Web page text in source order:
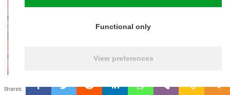
Functional only
View preferences
Shares
POLITIKA
MANIPULIRA. SRB NIJE BIO
PLANSKA ČETNIČKA AGRESIJA SA
ByLili Benčik 30 srpnja, 2026